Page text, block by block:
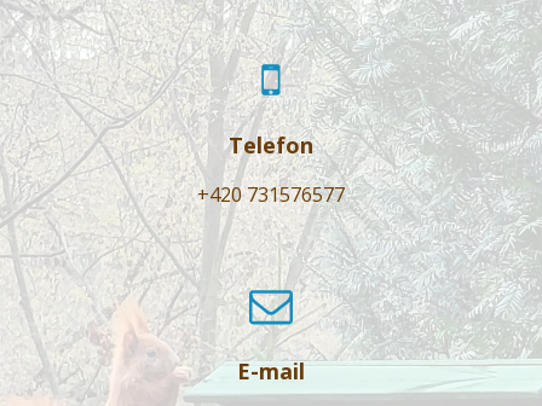
Telefon
+420 731576577
E-mail